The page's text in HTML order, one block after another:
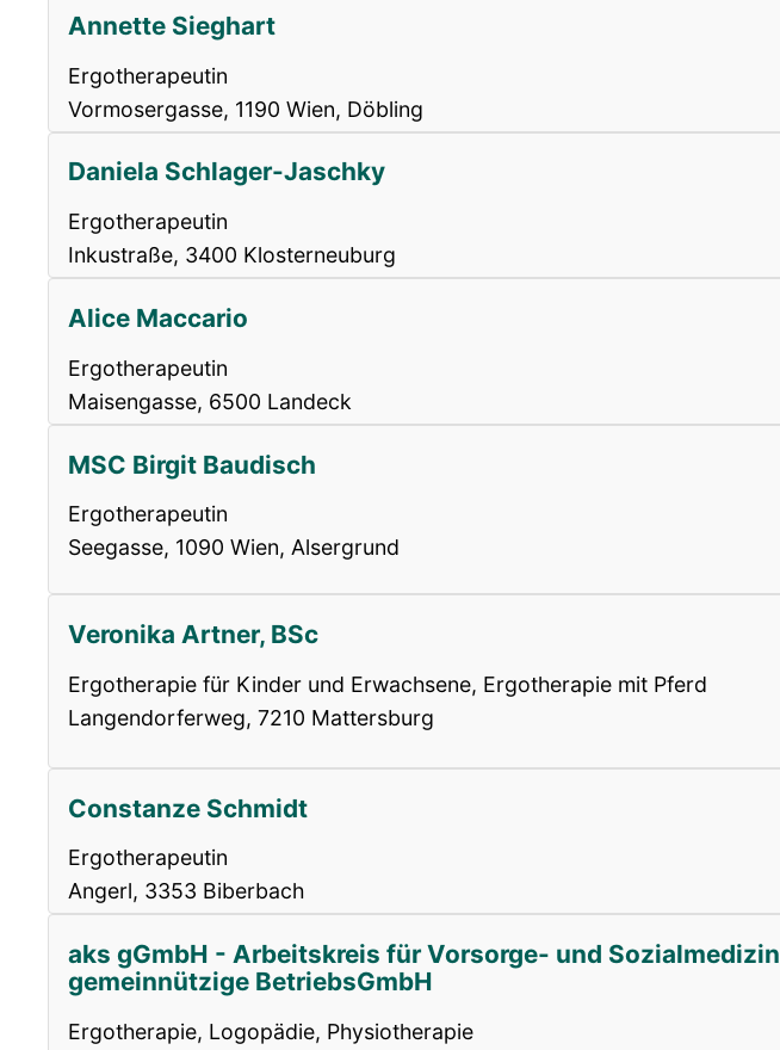
Annette Sieghart
Ergotherapeutin
Vormosergasse, 1190 Wien, Döbling
Daniela Schlager-Jaschky
Ergotherapeutin
Inkustraße, 3400 Klosterneuburg
Alice Maccario
Ergotherapeutin
Maisengasse, 6500 Landeck
MSC Birgit Baudisch
Ergotherapeutin
Seegasse, 1090 Wien, Alsergrund
Veronika Artner, BSc
Ergotherapie für Kinder und Erwachsene, Ergotherapie mit Pferd
Langendorferweg, 7210 Mattersburg
Constanze Schmidt
Ergotherapeutin
Angerl, 3353 Biberbach
aks gGmbH - Arbeitskreis für Vorsorge- und Sozialmedizin
gemeinnützige BetriebsGmbH
Ergotherapie, Logopädie, Physiotherapie